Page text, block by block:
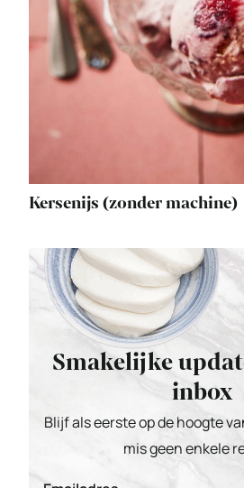
Kersenijs (zonder machine)
Smakelijke
inbox
Blijf als eerste op de hoogte
mis geen enkele